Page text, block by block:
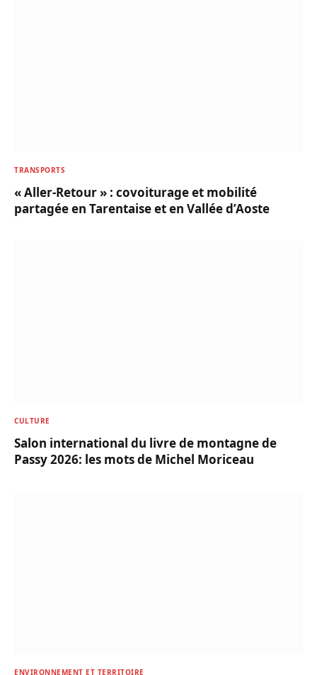
TRANSPORTS
« Aller-Retour » : covoiturage et mobilité
partagée en Tarentaise et en Vallée d’Aoste
CULTURE
Salon international du livre de montagne de
Passy 2026: les mots de Michel Moriceau
ENVIRONNEMENT ET TERRITOIRE